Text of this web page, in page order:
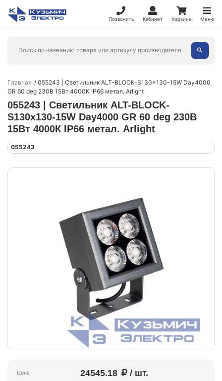
Позвонить Кабинет Корзина Меню
Главная
055243 | Светильник ALT-BLOCK-S130x130-15W Day4000
GR 60 deg 230В 15Вт 4000К IP66 метал. Arlight
055243 | Светильник ALT-BLOCK-
S130x130-15W Day4000 GR 60 deg 230В
15Вт 4000К IP66 метал. Arlight
055243
Цена 24545.18 / шт.